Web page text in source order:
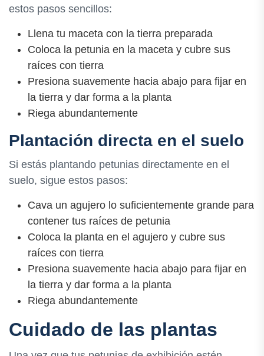
estos pasos sencillos:
Llena tu maceta con la tierra preparada
Coloca la petunia en la maceta y cubre sus
raíces con tierra
Presiona suavemente hacia abajo para fijar en
la tierra y dar forma a la planta
Riega abundantemente
Plantación directa en el suelo
Si estás plantando petunias directamente en el
suelo, sigue estos pasos:
Cava un agujero lo suficientemente grande para
contener tus raíces de petunia
Coloca la planta en el agujero y cubre sus
raíces con tierra
Presiona suavemente hacia abajo para fijar en
la tierra y dar forma a la planta
Riega abundantemente
Cuidado de las plantas